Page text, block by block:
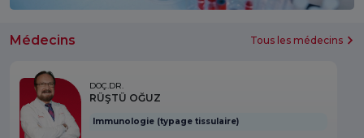
Médecins Tous les médecins
DOÇ.DR.
RÜŞTÜ OĞUZ
Immunologie (typage tissulaire)